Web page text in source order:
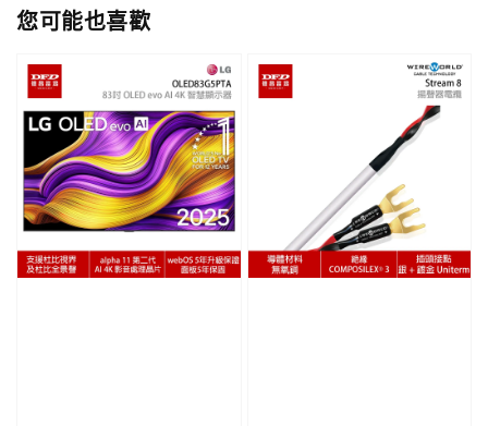
您可能也喜歡